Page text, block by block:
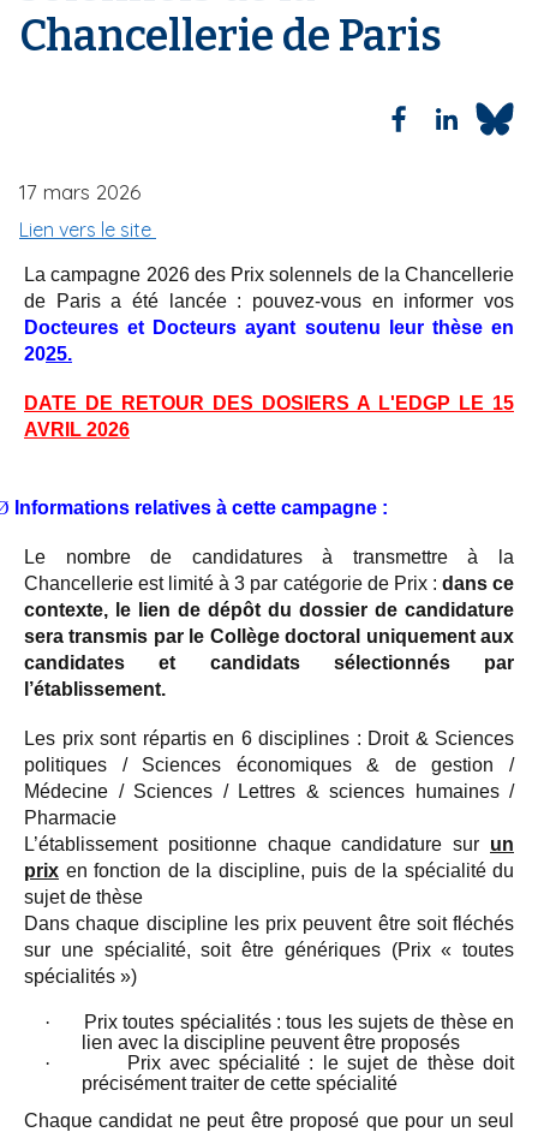
e
Chancellerie de Paris
17 mars 2026
Lien vers le site
La campagne 2026 des Prix solennels de la Chancellerie
de Paris a été lancée : pouvez-vous en informer vos
Docteures et Docteurs ayant soutenu leur thèse en
2025.
DATE DE RETOUR DES DOSIERS A L'EDGP LE 15
AVRIL 2026
Informations relatives à cette campagne :
Le nombre de candidatures à transmettre à la
Chancellerie est limité à 3 par catégorie de Prix : dans ce
contexte, le lien de dépôt du dossier de candidature
sera transmis par le Collège doctoral uniquement aux
candidates et candidats sélectionnés par
l’établissement.
Les prix sont répartis en 6 disciplines : Droit & Sciences
politiques / Sciences économiques & de gestion /
Médecine / Sciences / Lettres & sciences humaines /
Pharmacie
L’établissement positionne chaque candidature sur un
prix en fonction de la discipline, puis de la spécialité du
sujet de thèse
Dans chaque discipline les prix peuvent être soit fléchés
sur une spécialité, soit être génériques (Prix « toutes
spécialités »)
·
Prix toutes spécialités : tous les sujets de thèse en
lien avec la discipline peuvent être proposés
·
Prix avec spécialité : le sujet de thèse doit
précisément traiter de cette spécialité
Chaque candidat ne peut être proposé que pour un seul